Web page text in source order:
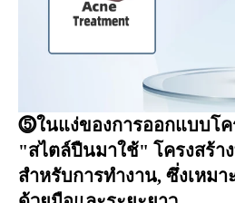
⓹ในแง่ของการออกแบบโค
"สไตล์ปืนมาใช้" โครงสร้า
สำหรับการทำงาน, ซึ่งเหม